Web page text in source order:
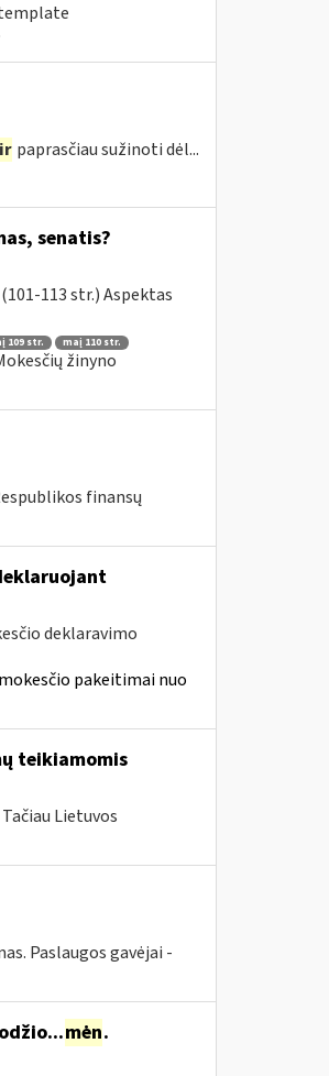
ir paprasčiau sužinoti dėl...
senatis?
113 str.) Aspektas
109 str.
maį 110 str.
žinyno
finansų
deklaravimo
pakeitimai nuo
teikiamomis
Lietuvos
Paslaugos gavėjai -
mėn.